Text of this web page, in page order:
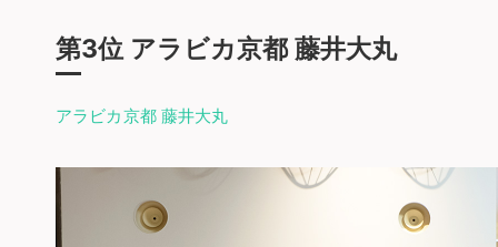
第3位 アラビカ京都 藤井大丸
アラビカ京都 藤井大丸